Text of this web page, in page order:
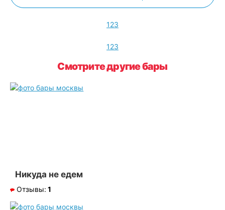
123
123
Смотрите другие бары
Никуда не едем
Отзывы: 1